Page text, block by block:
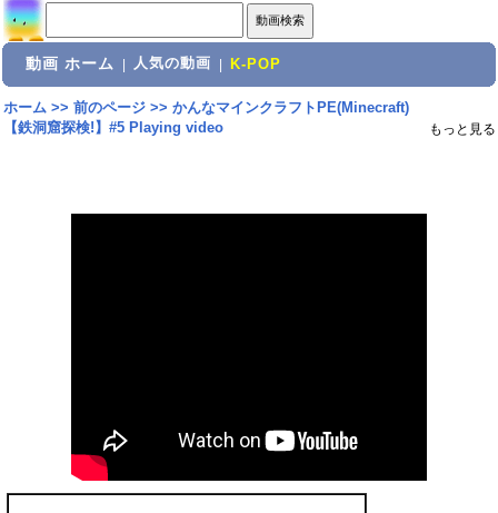
動画 ホーム 人気の動画 K-POP
ホーム>> 前のページ>> かんなマインクラフトPE(Minecraft)
【鉄洞窟探検!】#5 Playing video
もっと見る